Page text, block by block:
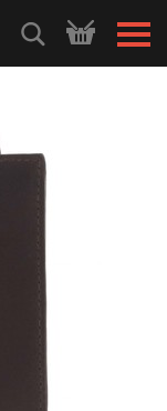
HLEDEJ